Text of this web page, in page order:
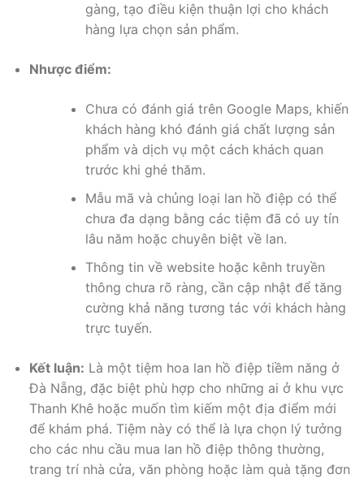
gàng, tạo điều kiện thuận lợi cho khách
hàng lựa chọn sản phẩm.
Nhược điểm:
Chưa có đánh giá trên Google Maps, khiến
khách hàng khó đánh giá chất lượng sản
phẩm và dịch vụ một cách khách quan
trước khi ghé thăm.
Mẫu mã và chủng loại lan hồ điệp có thể
chưa đa dạng bằng các tiệm đã có uy tín
lâu năm hoặc chuyên biệt về lan.
Thông tin về website hoặc kênh truyền
thông chưa rõ ràng, cần cập nhật để tăng
cường khả năng tương tác với khách hàng
trực tuyến.
Kết luận: Là một tiệm hoa lan hồ điệp tiềm năng ở
Đà Nẵng, đặc biệt phù hợp cho những ai ở khu vực
Thanh Khê hoặc muốn tìm kiếm một địa điểm mới
để khám phá. Tiệm này có thể là lựa chọn lý tưởng
cho các nhu cầu mua lan hồ điệp thông thường,
trang trí nhà cửa, văn phòng hoặc làm quà tặng đơn